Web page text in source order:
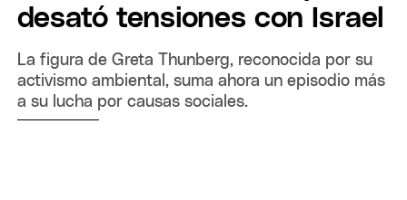
desató tensiones con Israel
La figura de Greta Thunberg, reconocida por su
activismo ambiental, suma ahora un episodio más
a su lucha por causas sociales.